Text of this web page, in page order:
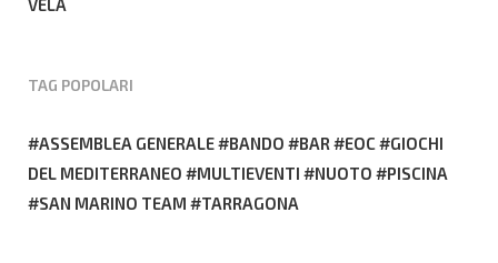
VELA
TAG POPOLARI
ASSEMBLEA GENERALE BANDO BAR EOC
GIOCHI
DEL MEDITERRANEO
MULTIEVENTI NUOTO
PISCINA
SAN MARINO TEAM
TARRAGONA